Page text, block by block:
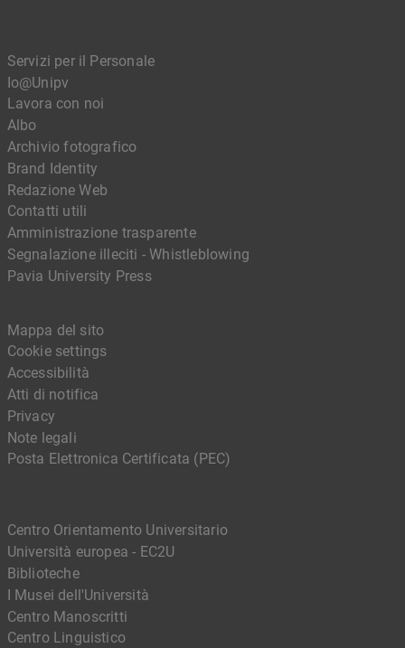
Servizi per il Personale
Io@Unipv
Lavora con noi
Albo
Archivio fotografico
Brand Identity
Redazione Web
Contatti utili
Amministrazione trasparente
Segnalazione illeciti - Whistleblowing
Pavia University Press
Centro Orientamento Universitario
Università europea - EC2U
Biblioteche
I Musei dell'Università
Centro Manoscritti
Centro Linguistico
Mappa del sito
Cookie settings
Accessibilità
Atti di notifica
Privacy
Note legali
Posta Elettronica Certificata (PEC)